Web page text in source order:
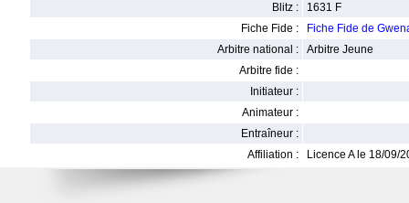
Blitz :
1631 F
Fiche Fide :
Fiche Fide de
Arbitre national :
Arbitre Jeune
Arbitre fide :
Initiateur :
Animateur :
Entraîneur :
Affiliation :
Licence A le 18/09/